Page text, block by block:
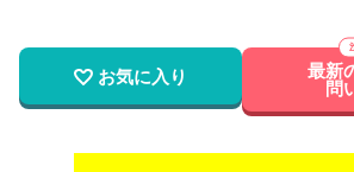
お気に入り 最新
問